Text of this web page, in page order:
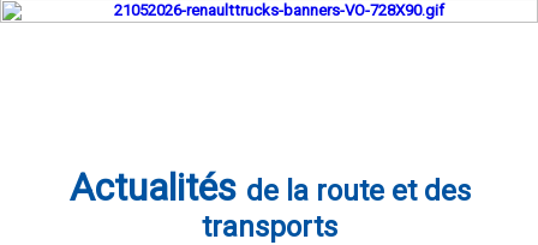
Actualités de la route et des
transports